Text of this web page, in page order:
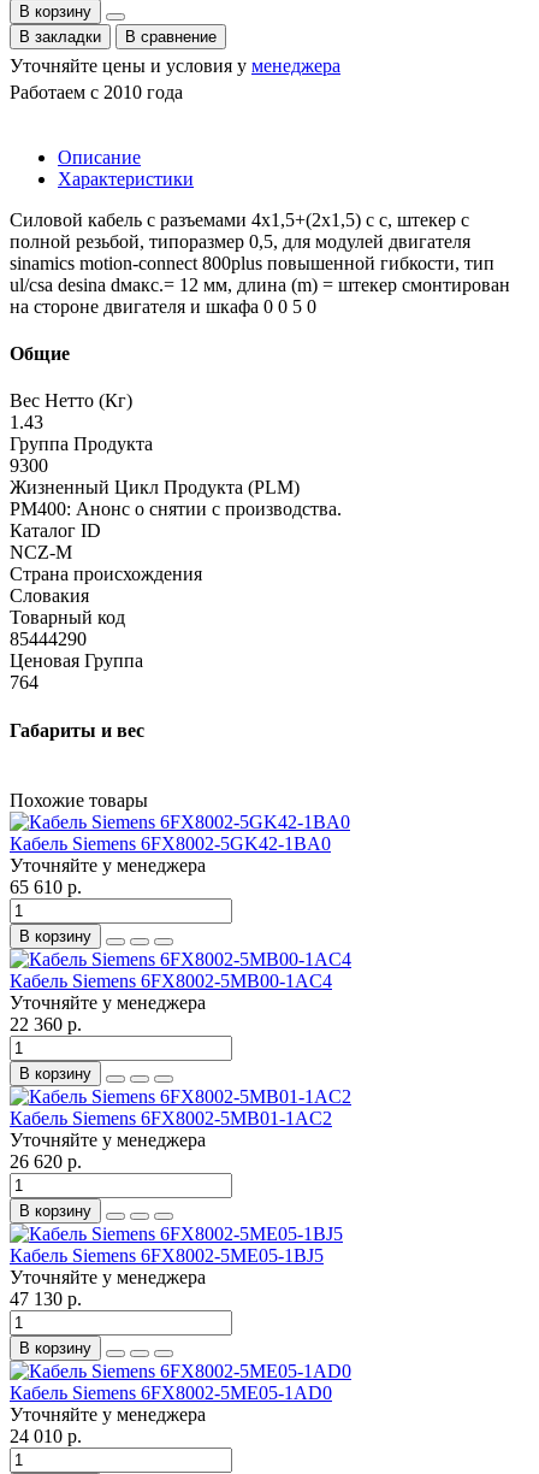
В корзину
В закладки
В сравнение
Уточняйте цены и условия у менеджера
Работаем с 2010 года
Описание
Характеристики
Силовой кабель с разъемами 4x1,5+(2x1,5) c c, штекер с
полной резьбой, типоразмер 0,5, для модулей двигателя
sinamics motion-connect 800plus повышенной гибкости, тип
ul/csa desina dмакс.= 12 мм, длина (m) = штекер смонтирован
на стороне двигателя и шкафа 0 0 5 0
Общие
Вес Нетто (Кг)
1.43
Группа Продукта
9300
Жизненный Цикл Продукта (PLM)
PM400: Анонс о снятии с производства.
Каталог ID
NCZ-M
Страна происхождения
Словакия
Товарный код
85444290
Ценовая Группа
764
Габариты и вес
Похожие товары
Кабель Siemens 6FX8002-5GK42-1BA0
Уточняйте у менеджера
65 610 р.
В корзину
Кабель Siemens 6FX8002-5MB00-1AC4
Уточняйте у менеджера
22 360 р.
В корзину
Кабель Siemens 6FX8002-5MB01-1AC2
Уточняйте у менеджера
26 620 р.
В корзину
Кабель Siemens 6FX8002-5ME05-1BJ5
Уточняйте у менеджера
47 130 р.
В корзину
Кабель Siemens 6FX8002-5ME05-1AD0
Уточняйте у менеджера
24 010 р.